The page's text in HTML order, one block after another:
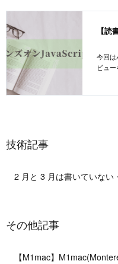
今回は
ビュ
技術記事
2 月と 3 月は書いていない
その他記事
【M1mac】